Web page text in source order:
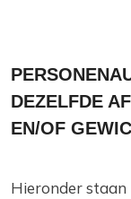
DEZELFDE
EN/OF
Hieronder staan